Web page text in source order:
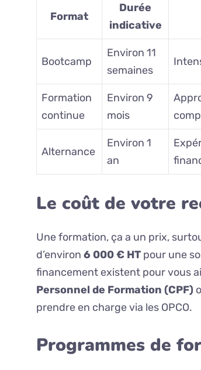
Format
Durée
indicative
Bootcamp
Environ 11
semaines
Formation
continue
Environ 9
mois
Alternance
Environ 1
an
Le coût de votre
Une formation, ça a un prix,
d’environ 6 000 € HT pour une
financement existent pour vous
Personnel de Formation (CPF)
prendre en charge via les OPCO.
Programmes de